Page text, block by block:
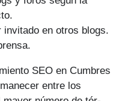
invitado en otros blogs.
SEO en Cumbres
entre los